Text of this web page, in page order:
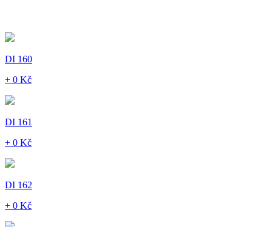
DI 160
+ 0 Kč
DI 161
+ 0 Kč
DI 162
+ 0 Kč